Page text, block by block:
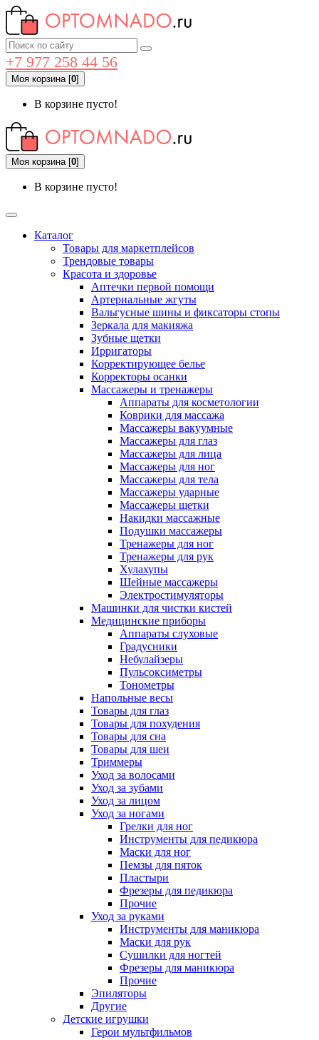
+7 977 258 44 56
Моя корзина[0]
В корзине пусто!
Моя корзина[0]
В корзине пусто!
Каталог
Товары для маркетплейсов
Трендовые товары
Красота и здоровье
Аптечки первой помощи
Артериальные жгуты
Вальгусные шины и фиксаторы стопы
Зеркала для макияжа
Зубные щетки
Ирригаторы
Корректирующее белье
Корректоры осанки
Массажеры и тренажеры
Аппараты для косметологии
Коврики для массажа
Массажеры вакуумные
Массажеры для глаз
Массажеры для лица
Массажеры для ног
Массажеры для тела
Массажеры ударные
Массажеры щетки
Накидки массажные
Подушки массажеры
Тренажеры для ног
Тренажеры для рук
Хулахупы
Шейные массажеры
Электростимуляторы
Машинки для чистки кистей
Медицинские приборы
Аппараты слуховые
Градусники
Небулайзеры
Пульсоксиметры
Тонометры
Напольные весы
Товары для глаз
Товары для похудения
Товары для сна
Товары для шеи
Триммеры
Уход за волосами
Уход за зубами
Уход за лицом
Уход за ногами
Грелки для ног
Инструменты для педикюра
Маски для ног
Пемзы для пяток
Пластыри
Фрезеры для педикюра
Прочие
Уход за руками
Инструменты для маникюра
Маски для рук
Сушилки для ногтей
Фрезеры для маникюра
Прочие
Эпиляторы
Другие
Детские игрушки
Герои мультфильмов